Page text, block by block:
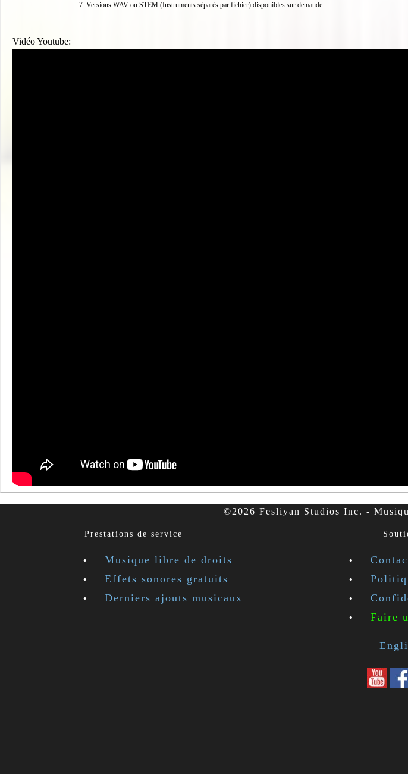
Versions WAV ou STEM (Instruments séparés par fichier) disponibles sur demande
Vidéo Youtube:
©2026 Fesliyan Studios Inc. -
Prestations de service
Musique libre de droits
Effets sonores gratuits
Derniers ajouts musicaux
Faire